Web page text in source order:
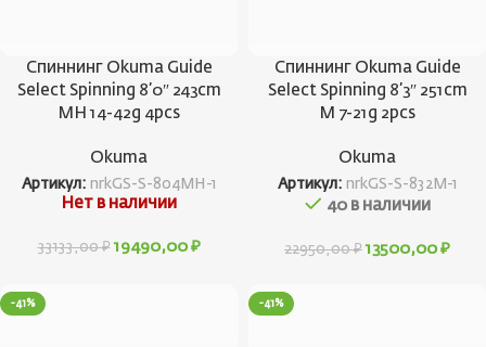
Спиннинг Okuma Guide
Select Spinning 8’0″ 243cm
MH 14-42g 4pcs
Okuma
Артикул: nrkGS-S-804MH-1
Нет в наличии
33133,00₽ 19490,00 ₽
Спиннинг Okuma Guide
Select Spinning 8’3″ 251cm
M 7-21g 2pcs
Okuma
Артикул: nrkGS-S-832M-1
40 в наличии
22950,00₽ 13500,00 ₽
-41% -41%